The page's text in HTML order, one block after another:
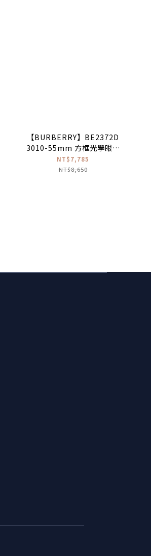
【BURBERRY】BE2372D
3010-55mm 方框光學眼鏡
♦(深綠)
NT$7,785
NT$8,650